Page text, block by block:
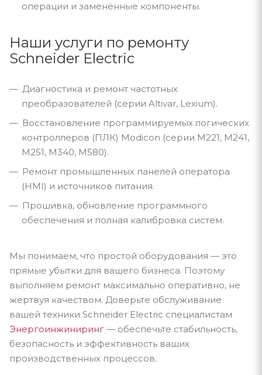
операции и заменённые компоненты.
Наши услуги по ремонту
Schneider Electric
Диагностика и ремонт частотных
преобразователей (серии Altivar, Lexium).
Восстановление программируемых логических
контроллеров (ПЛК) Modicon (серии M221, M241,
M251, M340, M580).
Ремонт промышленных панелей оператора
(HMI) и источников питания.
Прошивка, обновление программного
обеспечения и полная калибровка систем.
Мы понимаем, что простой оборудования — это
прямые убытки для вашего бизнеса. Поэтому
выполняем ремонт максимально оперативно, не
жертвуя качеством. Доверьте обслуживание
вашей техники Schneider Electric специалистам
Энергоинжиниринг — обеспечьте стабильность,
безопасность и эффективность ваших
производственных процессов.